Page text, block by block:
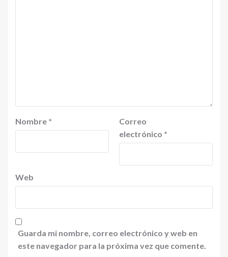
Nombre *
Correo
electrónico *
Web
Guarda mi nombre, correo electrónico y web en
este navegador para la próxima vez que comente.